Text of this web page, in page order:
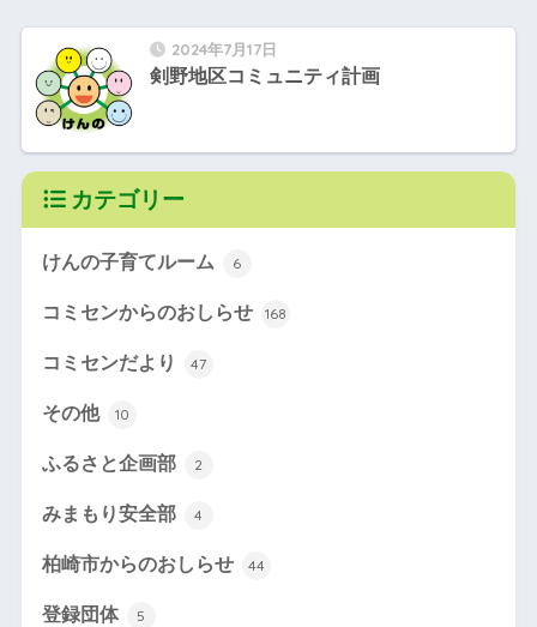
2024年7月17日
剣野地区コミュニティ計画
カテゴリー
けんの子育てルーム 6
コミセンからのおしらせ 168
コミセンだより 47
その他 10
ふるさと企画部 2
みまもり安全部 4
柏崎市からのおしらせ 44
登録団体 5